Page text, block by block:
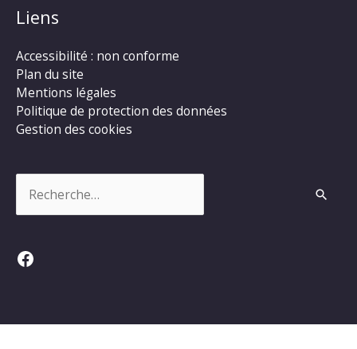
Liens
Accessibilité : non conforme
Plan du site
Mentions légales
Politique de protection des données
Gestion des cookies
Facebook